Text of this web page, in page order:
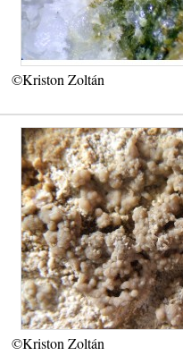
©Kriston Zoltán
©Kriston Zoltán